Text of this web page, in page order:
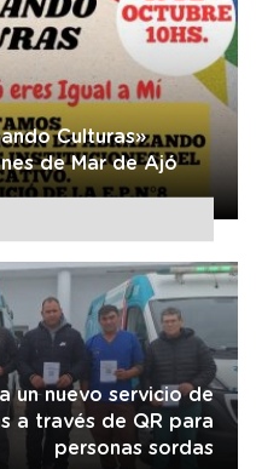
Culturas»
de Mar de Ajó
un nuevo servicio de
a través de QR para
personas sordas